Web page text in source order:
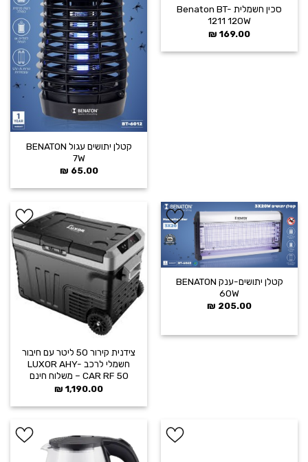
סכין חשמלית Benaton BT-
1211 120W
169.00
₪
קטלן יתושים עגול BENATON
7W
65.00
₪
הוסף ל
WISHLIST
קטלן יתושים-ענק BENATON
60W
205.00
₪
הוסף ל
WISHLIST
צידנית קירור 50 ליטר עם חיבור
חשמלי לרכב LUXOR AHY-
CAR RF 50 – משלוח חינם
1,190.00
₪